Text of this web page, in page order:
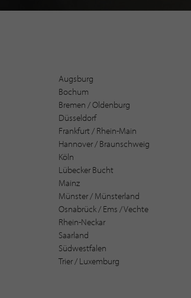
Augsburg
Bochum
Bremen / Oldenburg
Düsseldorf
Frankfurt / Rhein-Main
Hannover / Braunschweig
Köln
Lübecker Bucht
Mainz
Münster / Münsterland
Osnabrück / Ems / Vechte
Rhein-Neckar
Saarland
Südwestfalen
Trier / Luxemburg